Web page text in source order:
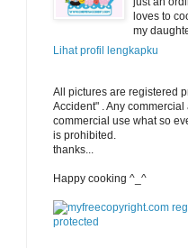
loves to
my
Lihat profil lengkapku
All pictures are registered
Accident" . Any commercial
commercial use what so
is prohibited.
thanks...
Happy cooking ^_^